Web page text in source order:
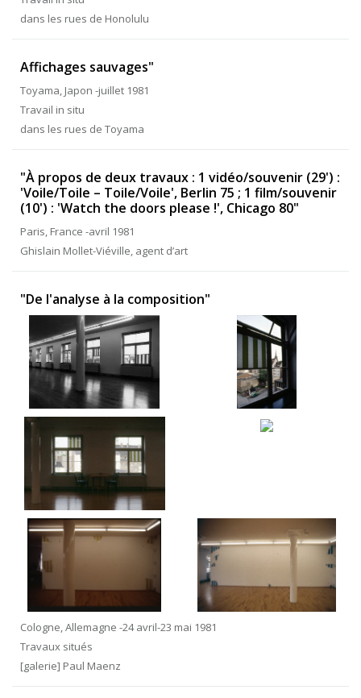
dans les rues de Honolulu
Affichages sauvages"
Toyama, Japon -juillet 1981
Travail in situ
dans les rues de Toyama
"À propos de deux travaux : 1 vidéo/souvenir (29') :
'Voile/Toile – Toile/Voile', Berlin 75 ; 1 film/souvenir
(10') : 'Watch the doors please !', Chicago 80"
Paris, France -avril 1981
Ghislain Mollet-Viéville, agent d’art
"De l'analyse à la composition"
Cologne, Allemagne -24 avril-23 mai 1981
Travaux situés
[galerie] Paul Maenz